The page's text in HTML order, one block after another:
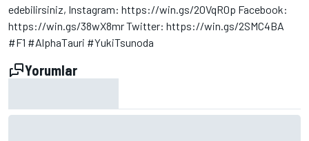
edebilirsiniz, Instagram: https://win.gs/2OVqR0p Facebook:
https://win.gs/38wX8mr Twitter: https://win.gs/2SMC4BA
#F1 #AlphaTauri #YukiTsunoda
Yorumlar